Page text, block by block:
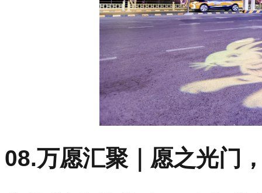
08.万愿汇聚｜愿之光门